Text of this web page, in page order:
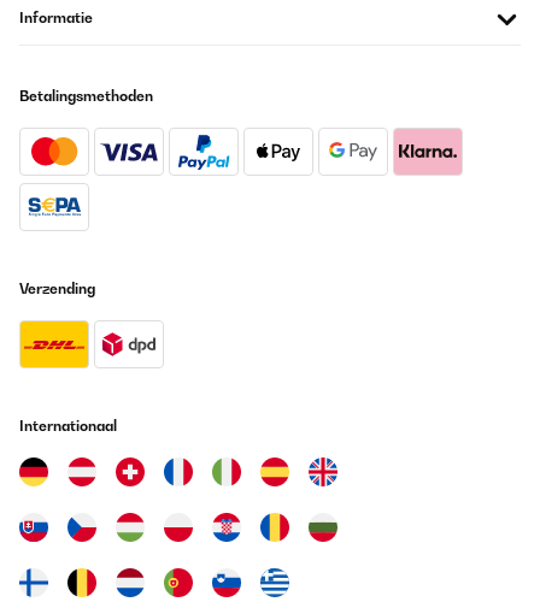
Informatie
Betalingsmethoden
Verzending
Internationaal